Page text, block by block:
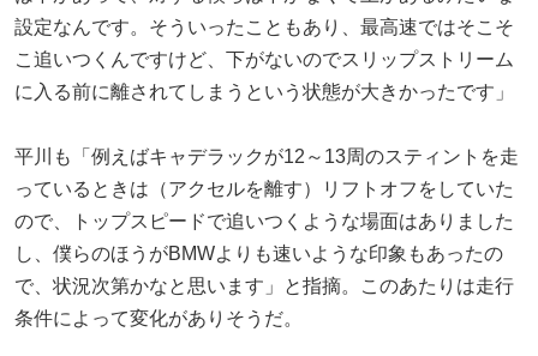
設定なんです。そういったこともあり、最高速ではそこそ
こ追いつくんですけど、下がないのでスリップストリーム
に入る前に離されてしまうという状態が大きかったです」
平川も「例えばキャデラックが12～13周のスティントを走
っているときは（アクセルを離す）リフトオフをしていた
ので、トップスピードで追いつくような場面はありました
し、僕らのほうがBMWよりも速いような印象もあったの
で、状況次第かなと思います」と指摘。このあたりは走行
条件によって変化がありそうだ。